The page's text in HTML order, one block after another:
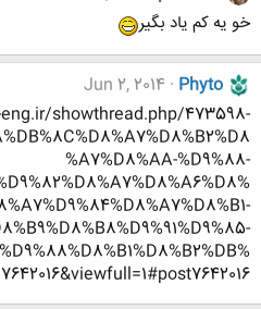
خو یه کم یاد بگیر
Phyto
Jun 2, 2014
showthread.php/473598-
%A7%D8%AA-%D9%88-